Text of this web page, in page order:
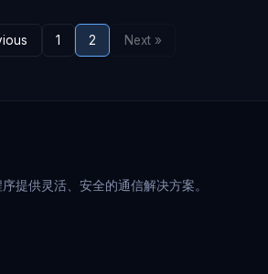
1 2 Next »
提供灵活、安全的通信解决方案。